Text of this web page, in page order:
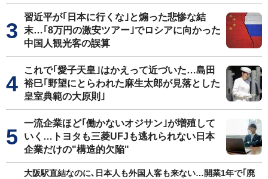
習近平が｢日本に行くな｣と煽った悲惨な結
末…｢8万円の激安ツアー｣でロシアに向かった
中国人観光客の誤算
これで｢愛子天皇｣はかえって近づいた…島田
裕巳｢野望にとらわれた麻生太郎が見落とした
皇室典範の大原則｣
一流企業ほど｢働かないオジサン｣が増殖して
いく…トヨタも三菱UFJも逃れられない日本
企業だけの"構造的欠陥"
大阪駅直結なのに､日本人も外国人客も来ない…開業1年で｢廃